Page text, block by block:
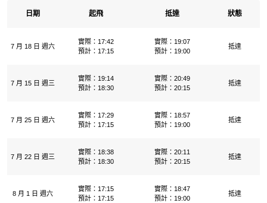
日期 起飛 抵達 狀態
7 月 18 日 週六
實際：17:42
預計：17:15
實際：19:07
預計：19:00
抵達
7 月 15 日 週三
實際：19:14
預計：18:30
實際：20:49
預計：20:15
抵達
7 月 25 日 週六
實際：17:29
預計：17:15
實際：18:57
預計：19:00
抵達
7 月 22 日 週三
實際：18:38
預計：18:30
實際：20:11
預計：20:15
抵達
8 月 1 日 週六
實際：17:15
預計：17:15
實際：18:47
預計：19:00
抵達